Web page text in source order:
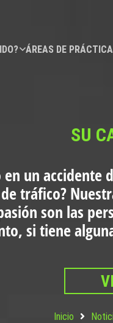
ÁREAS DE PRÁCTICA
SU
en un
tráfico?
son las
si tiene
Inicio